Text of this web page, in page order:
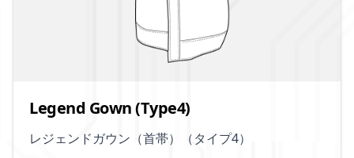
Legend Gown (Type4)
レジェンドガウン（首帯）（タイプ4）